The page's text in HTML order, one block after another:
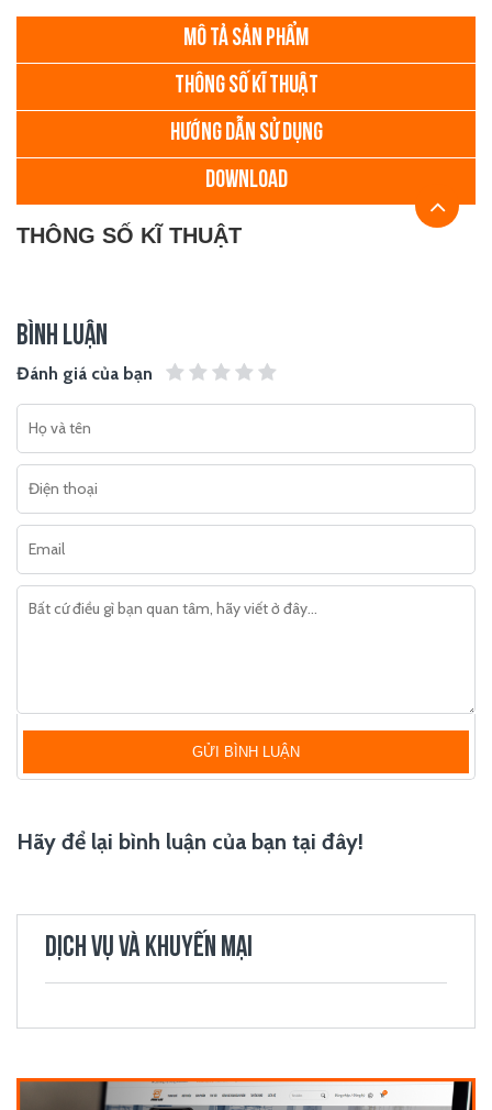
MÔ TẢ SẢN PHẨM
THÔNG SỐ KĨ THUẬT
HƯỚNG DẪN SỬ DỤNG
DOWNLOAD
THÔNG SỐ KĨ THUẬT
BÌNH LUẬN
Đánh giá của bạn
GỬI BÌNH LUẬN
Hãy để lại bình luận của bạn tại đây!
DỊCH VỤ VÀ KHUYẾN MẠI